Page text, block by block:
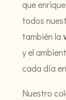
que
todos
también la
y el
cada día
Nuestro